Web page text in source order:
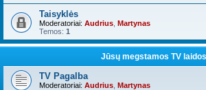
Taisyklės
Moderatoriai: Audrius Martynas
Temos: 1
Jūsų megstamos TV laidos
TV Pagalba
Moderatoriai: Audrius Martynas